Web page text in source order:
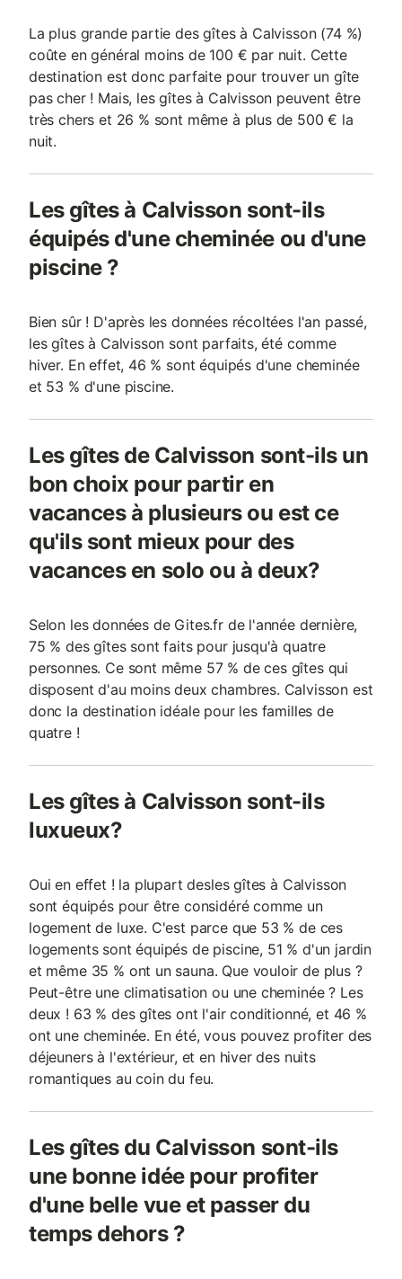
La plus grande partie des gîtes à Calvisson (74 %)
coûte en général moins de 100 € par nuit. Cette
destination est donc parfaite pour trouver un gîte
pas cher ! Mais, les gîtes à Calvisson peuvent être
très chers et 26 % sont même à plus de 500 € la
nuit.
Les gîtes à Calvisson sont-ils
équipés d'une cheminée ou d'une
piscine ?
Bien sûr ! D'après les données récoltées l'an passé,
les gîtes à Calvisson sont parfaits, été comme
hiver. En effet, 46 % sont équipés d'une cheminée
et 53 % d'une piscine.
Les gîtes de Calvisson sont-ils un
bon choix pour partir en
vacances à plusieurs ou est ce
qu'ils sont mieux pour des
vacances en solo ou à deux?
Selon les données de Gites.fr de l'année dernière,
75 % des gîtes sont faits pour jusqu'à quatre
personnes. Ce sont même 57 % de ces gîtes qui
disposent d'au moins deux chambres. Calvisson est
donc la destination idéale pour les familles de
quatre !
Les gîtes à Calvisson sont-ils
luxueux?
Oui en effet ! la plupart desles gîtes à Calvisson
sont équipés pour être considéré comme un
logement de luxe. C'est parce que 53 % de ces
logements sont équipés de piscine, 51 % d'un jardin
et même 35 % ont un sauna. Que vouloir de plus ?
Peut-être une climatisation ou une cheminée ? Les
deux ! 63 % des gîtes ont l'air conditionné, et 46 %
ont une cheminée. En été, vous pouvez profiter des
déjeuners à l'extérieur, et en hiver des nuits
romantiques au coin du feu.
Les gîtes du Calvisson sont-ils
une bonne idée pour profiter
d'une belle vue et passer du
temps dehors ?